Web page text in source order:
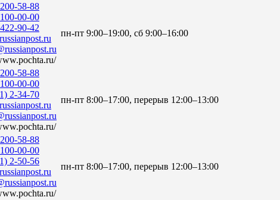
58-88
00-00
90-42
пн-пт 9:00–19:00, сб 9:00–16:00
58-88
00-00
2-34-70
пн-пт 8:00–17:00, перерыв 12:00–13:00
58-88
00-00
2-50-56
пн-пт 8:00–17:00, перерыв 12:00–13:00